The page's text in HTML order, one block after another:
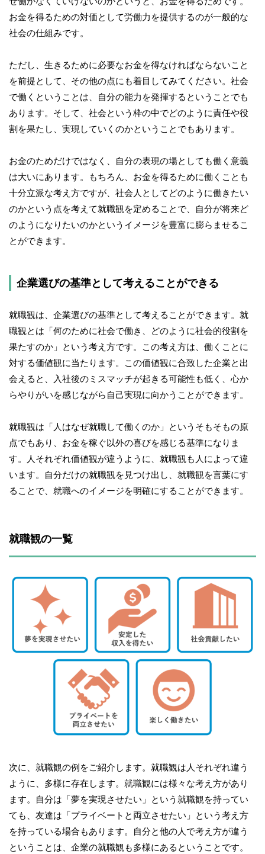
お金を得るための対価として労働力を提供するのが一般的な
社会の仕組みです。
ただし、生きるために必要なお金を得なければならないこと
を前提として、その他の点にも着目してみてください。社会
で働くということは、自分の能力を発揮するということでも
あります。そして、社会という枠の中でどのように責任や役
割を果たし、実現していくのかということでもあります。
お金のためだけではなく、自分の表現の場としても働く意義
は大いにあります。もちろん、お金を得るために働くことも
十分立派な考え方ですが、社会人としてどのように働きたい
のかという点を考えて就職観を定めることで、自分が将来ど
のようになりたいのかというイメージを豊富に膨らませるこ
とができます。
企業選びの基準として考えることができる
就職観は、企業選びの基準として考えることができます。就
職観とは「何のために社会で働き、どのように社会的役割を
果たすのか」という考え方です。この考え方は、働くことに
対する価値観に当たります。この価値観に合致した企業と出
会えると、入社後のミスマッチが起きる可能性も低く、心か
らやりがいを感じながら自己実現に向かうことができます。
就職観は「人はなぜ就職して働くのか」というそもそもの原
点でもあり、お金を稼ぐ以外の喜びを感じる基準になりま
す。人それぞれ価値観が違うように、就職観も人によって違
います。自分だけの就職観を見つけ出し、就職観を言葉にす
ることで、就職へのイメージを明確にすることができます。
就職観の一覧
次に、就職観の例をご紹介します。就職観は人それぞれ違う
ように、多様に存在します。就職観には様々な考え方があり
ます。自分は「夢を実現させたい」という就職観を持ってい
ても、友達は「プライベートと両立させたい」という考え方
を持っている場合もあります。自分と他の人で考え方が違う
ということは、企業の就職観も多様にあるということです。